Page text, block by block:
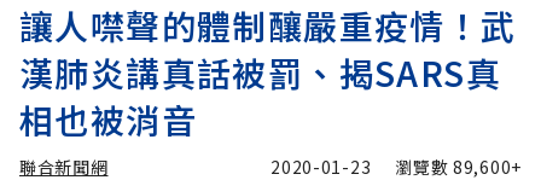
讓人噤聲的體制釀嚴重疫情！武
漢肺炎講真話被罰、揭SARS真
相也被消音
聯合新聞網 2020-01-23 瀏覽數89,600+